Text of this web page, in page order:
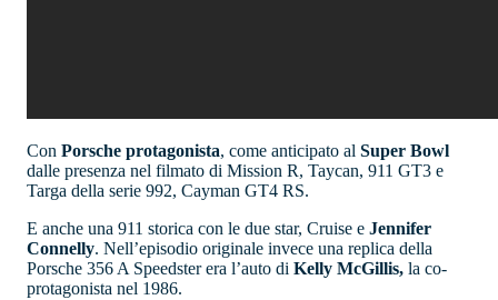
Con Porsche protagonista, come anticipato al Super Bowl
dalle presenza nel filmato di Mission R, Taycan, 911 GT3 e
Targa della serie 992, Cayman GT4 RS.
E anche una 911 storica con le due star, Cruise e Jennifer
Connelly. Nell’episodio originale invece una replica della
Porsche 356 A Speedster era l’auto di Kelly McGillis, la co-
protagonista nel 1986.